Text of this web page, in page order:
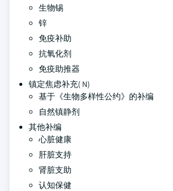
生物锡
锌
免疫补助
抗氧化剂
免疫助推器
镇定焦虑补充( N)
基于《生物多样性公约》的补编
自然镇静剂
其他补编
心脏健康
肝脏支持
肾脏支助
认知保健